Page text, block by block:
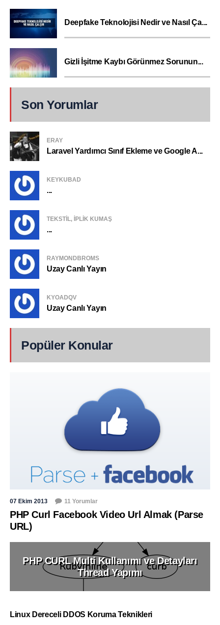
Deepfake Teknolojisi Nedir ve Nasıl Ça...
Gizli İşitme Kaybı Görünmez Sorunun...
Son Yorumlar
ERAY
Laravel Yardımcı Sınıf Ekleme ve Google A...
KEYKUBAD
...
TEKSTIL, IPLIK KUMAŞ
...
RAYMONDBROMS
Uzay Canlı Yayın
KYOADQV
Uzay Canlı Yayın
Popüler Konular
07 Ekim 2013 11 Yorumlar
PHP Curl Facebook Video Url Almak (Parse
URL)
PHP CURL Multi Kullanımı ve Detayları
Thread Yapımı
Linux Dereceli DDOS Koruma Teknikleri